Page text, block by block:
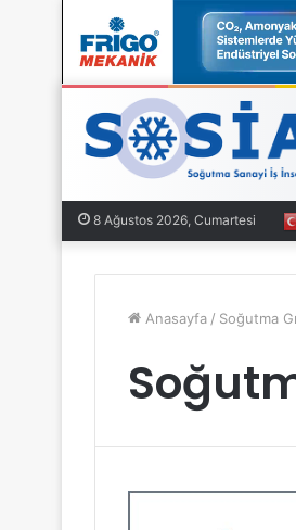
8 Ağustos 2026, Cumartesi
Anasayfa / Soğutma